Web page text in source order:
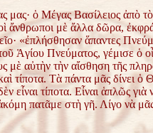
μας· ὁ Μέγας Βασίλειος ἀπὸ
ἄνθρωποι μὲ ἄλλα δῶρα,
«ἐπλήσθησαν ἅπαντες
Ἁγίου Πνεύματος, γέμισε ὁ
μὲ αὐτὴν τὴν αἴσθηση τῆς
τίποτα. Τὰ πάντα μᾶς δίνει ὁ
εἶναι τίποτα. Εἶναι ἁπλῶς γιὰ
πατᾶμε στὴ γῆ. Λίγο νὰ